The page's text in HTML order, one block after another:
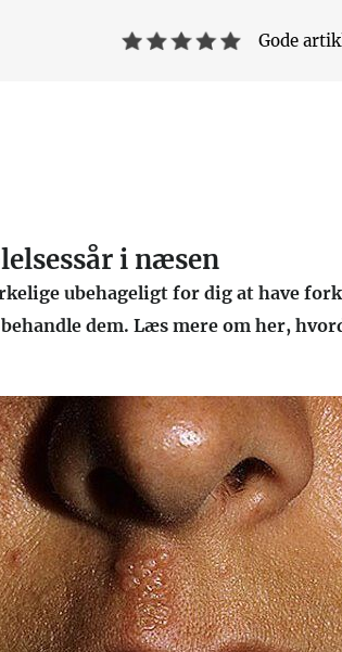
Gode
i næsen
ubehageligt for dig at have
dem. Læs mere om her,